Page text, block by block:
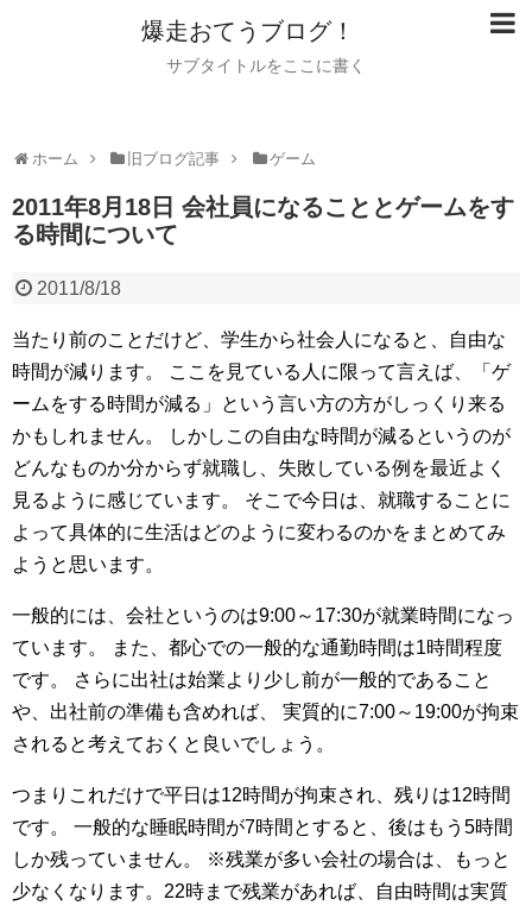
爆走おてうブログ！
サブタイトルをここに書く
ホーム 旧ブログ記事 ゲーム
2011年8月18日 会社員になることとゲームをす
る時間について
2011/8/18
当たり前のことだけど、学生から社会人になると、自由な
時間が減ります。
ここを見ている人に限って言えば、「ゲ
ームをする時間が減る」という言い方の方がしっくり来る
かもしれません。
しかしこの自由な時間が減るというのが
どんなものか分からず就職し、失敗している例を最近よく
見るように感じています。
そこで今日は、就職することに
よって具体的に生活はどのように変わるのかをまとめてみ
ようと思います。
一般的には、会社というのは9:00～17:30が就業時間になっ
ています。
また、都心での一般的な通勤時間は1時間程度
です。
さらに出社は始業より少し前が一般的であること
や、出社前の準備も含めれば、
実質的に7:00～19:00が拘束
されると考えておくと良いでしょう。
つまりこれだけで平日は12時間が拘束され、残りは12時間
です。
一般的な睡眠時間が7時間とすると、後はもう5時間
しか残っていません。
※残業が多い会社の場合は、もっと
少なくなります。22時まで残業があれば、自由時間は実質